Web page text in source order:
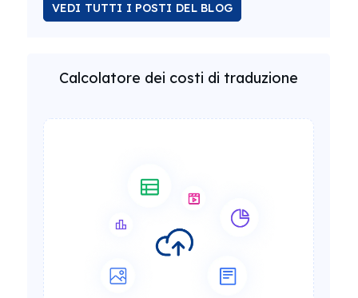
VEDI TUTTI I POSTI DEL BLOG
Calcolatore dei costi di traduzione